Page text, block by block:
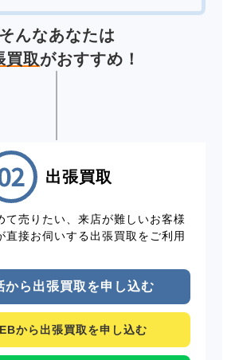
そんなあなたは
買取がおすすめ！
出張買取
て売りたい、来店が難しいお客様
直接お伺いする出張買取をご利用
から出張買取を申し込む
から出張買取を申し込む